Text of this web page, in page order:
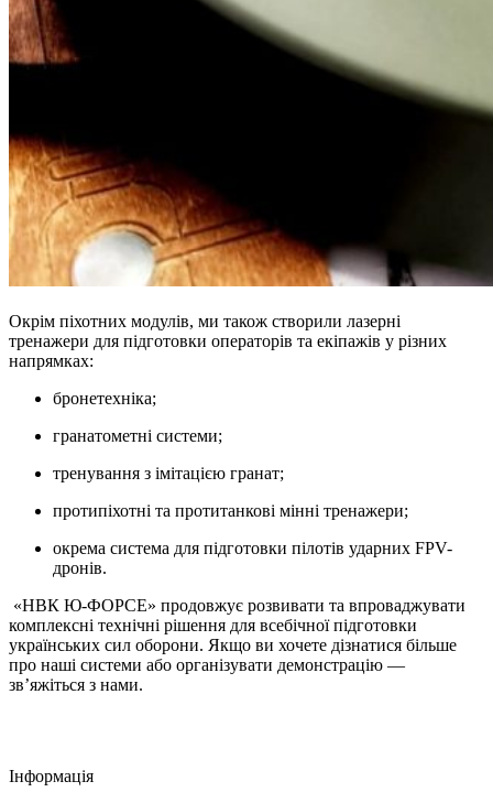
Окрім піхотних модулів, ми також створили лазерні
тренажери для підготовки операторів та екіпажів у різних
напрямках:
бронетехніка;
гранатометні системи;
тренування з імітацією гранат;
протипіхотні та протитанкові мінні тренажери;
окрема система для підготовки пілотів ударних FPV-
дронів.
«НВК Ю-ФОРСЕ» продовжує розвивати та впроваджувати
комплексні технічні рішення для всебічної підготовки
українських сил оборони. Якщо ви хочете дізнатися більше
про наші системи або організувати демонстрацію —
зв’яжіться з нами.
Інформація